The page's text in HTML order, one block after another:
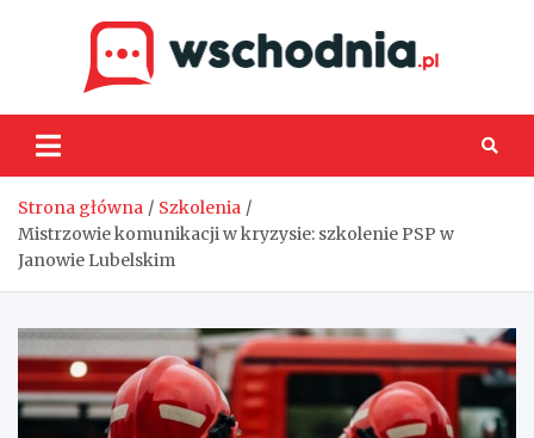
Strona główna
Szkolenia
Mistrzowie komunikacji w kryzysie: szkolenie PSP w
Janowie Lubelskim